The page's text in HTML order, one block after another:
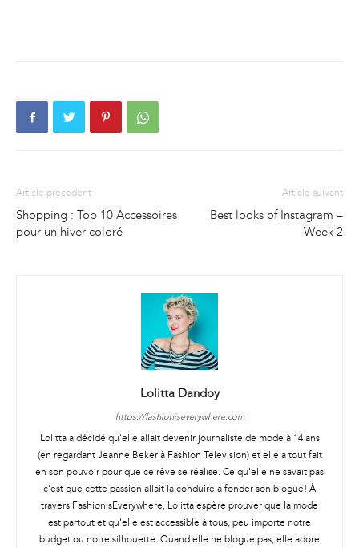
Article précédent
Shopping : Top 10 Accessoires
pour un hiver coloré
Article suivant
Best looks of Instagram –
Week 2
Lolitta Dandoy
https://fashioniseverywhere.com
Lolitta a décidé qu'elle allait devenir journaliste de mode à 14 ans
(en regardant Jeanne Beker à Fashion Television) et elle a tout fait
en son pouvoir pour que ce rêve se réalise. Ce qu'elle ne savait pas
c'est que cette passion allait la conduire à fonder son blogue! À
travers FashionIsEverywhere, Lolitta espère prouver que la mode
est partout et qu'elle est accessible à tous, peu importe notre
budget ou notre silhouette. Quand elle ne blogue pas, elle adore